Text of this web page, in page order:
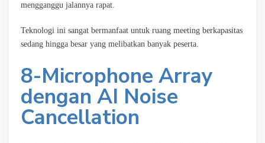
mengganggu jalannya rapat.
Teknologi ini sangat bermanfaat untuk ruang meeting berkapasitas
sedang hingga besar yang melibatkan banyak peserta.
8-Microphone Array
dengan AI Noise
Cancellation